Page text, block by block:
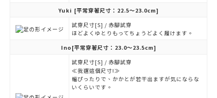
Yuki [平常穿著尺寸：22.5～23.0cm]
試穿尺寸[S] / 赤腳試穿
ほどよくゆとりもってちょうどよく履けます。
Ino[平常穿著尺寸：23.0～23.5cm]
試穿尺寸[S] / 赤腳試穿
≪我選這個尺寸!≫
幅ぴったりで、かかとが若干出ますが気にならな
いくらいです。